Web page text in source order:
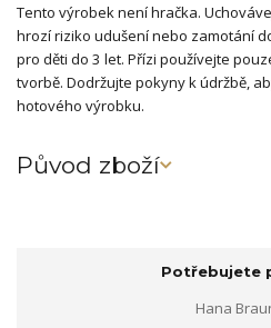
Tento výrobek není hračka.
hrozí riziko udušení nebo zamotání
pro děti do 3 let. Přízi používejte
tvorbě. Dodržujte pokyny k údržbě,
hotového výrobku.
Původ zboží
Potřebujete
Hana